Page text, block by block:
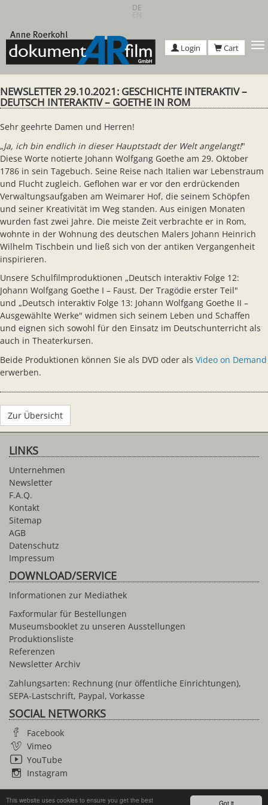
Got it
This website uses cookies to ensure you get the best
main
content
DE
Login Cart
NEWSLETTER 29.10.2021: GESCHICHTE INTERAKTIV –
DEUTSCH INTERAKTIV – GOETHE IN ROM
Sehr geehrte Damen und Herren!
„Ja, ich bin endlich in dieser Hauptstadt der Welt angelangt!"
Diese Worte notierte Johann Wolfgang Goethe am 29. Oktober
1786 in sein Tagebuch. Seine Reise nach Italien war Lebenstraum
und Flucht zugleich. Geflohen war er vor den erdrückenden
Verwaltungsaufgaben am Weimarer Hof, die seinem Schöpfen
und seiner Kreativität im Weg standen. Aus einigen Monaten
wurden fast zwei Jahre. Die meiste Zeit verbrachte er in Rom,
wohnte in der Wohnung des deutschen Malers Johann Heinrich
Wilhelm Tischbein und ließ sich von der antiken Vergangenheit
inspirieren.
Unsere Schulfilmproduktionen „Deutsch interaktiv Folge 12:
Johann Wolfgang Goethe I – Faust. Der Tragödie erster Teil"
und „Deutsch interaktiv Folge 13: Johann Wolfgang Goethe II –
Ausgewählte Werke" widmen sich seinem Leben und Schaffen
und eignen sich sowohl für den Einsatz im Deutschunterricht als
auch in Theaterkursen.
Beide Produktionen können Sie als DVD oder als Video on Demand
erwerben.
Zur Übersicht
LINKS
Unternehmen
Newsletter
F.A.Q.
Kontakt
Sitemap
AGB
Datenschutz
Impressum
DOWNLOAD/SERVICE
Informationen zur Mediathek
Faxformular für Bestellungen
Museumsbooklet zu unseren Ausstellungen
Produktionsliste
Referenzen
Newsletter Archiv
Zahlungsarten: Rechnung (nur öffentliche Einrichtungen),
SEPA-Lastschrift, Paypal, Vorkasse
SOCIAL NETWORKS
Facebook
Vimeo
YouTube
Instagram